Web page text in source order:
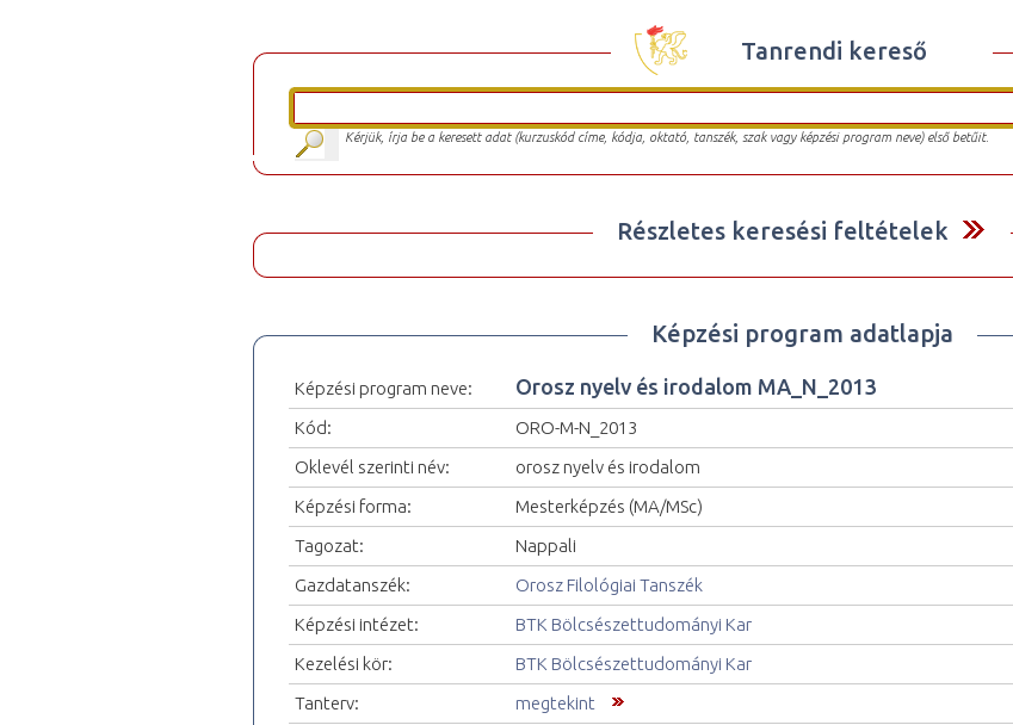
Tanrendi kereső
Kérjük, írja be a keresett adat (kurzuskód címe, kódja, oktató, tanszék, szak vagy képzési program neve) első betűit.
Részletes keresési feltételek
Képzési program adatlapja
Képzési program neve: Orosz nyelv és irodalom MA_N_2013
Kód:
ORO-M-N_2013
Oklevél szerinti név:
orosz nyelv és irodalom
Képzési forma:
Mesterképzés (MA/MSc)
Tagozat:
Nappali
Gazdatanszék:
Orosz Filológiai Tanszék
Képzési intézet:
BTK Bölcsészettudományi Kar
Kezelési kör:
BTK Bölcsészettudományi Kar
Tanterv:
megtekint